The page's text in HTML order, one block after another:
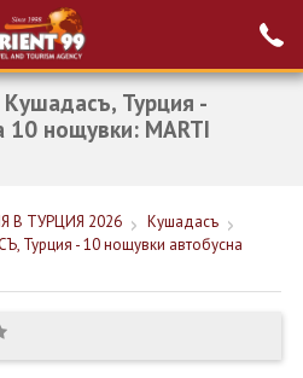
Проверка на
резервация
Кушадасъ, Турция -
10 нощувки: MARTI
В ТУРЦИЯ 2026
Кушадасъ
Турция - 10 нощувки автобусна